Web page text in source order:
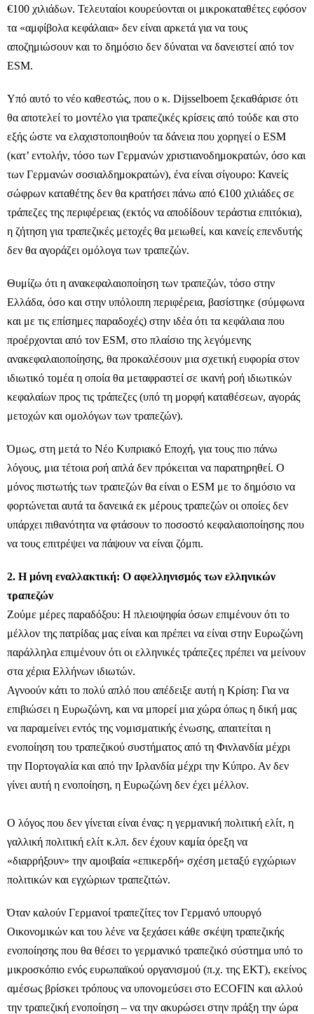
€100 χιλιάδων. Τελευταίοι κουρεύονται οι μικροκαταθέτες εφόσον
τα «αμφίβολα κεφάλαια» δεν είναι αρκετά για να τους
αποζημιώσουν και το δημόσιο δεν δύναται να δανειστεί από τον
ESM.
Υπό αυτό το νέο καθεστώς, που ο κ. Dijsselboem ξεκαθάρισε ότι
θα αποτελεί το μοντέλο για τραπεζικές κρίσεις από τούδε και στο
εξής ώστε να ελαχιστοποιηθούν τα δάνεια που χορηγεί ο ESM
(κατ’ εντολήν, τόσο των Γερμανών χριστιανοδημοκρατών, όσο και
των Γερμανών σοσιαλδημοκρατών), ένα είναι σίγουρο: Κανείς
σώφρων καταθέτης δεν θα κρατήσει πάνω από €100 χιλιάδες σε
τράπεζες της περιφέρειας (εκτός να αποδίδουν τεράστια επιτόκια),
η ζήτηση για τραπεζικές μετοχές θα μειωθεί, και κανείς επενδυτής
δεν θα αγοράζει ομόλογα των τραπεζών.
Θυμίζω ότι η ανακεφαλαιοποίηση των τραπεζών, τόσο στην
Ελλάδα, όσο και στην υπόλοιπη περιφέρεια, βασίστηκε (σύμφωνα
και με τις επίσημες παραδοχές) στην ιδέα ότι τα κεφάλαια που
προέρχονται από τον ESM, στο πλαίσιο της λεγόμενης
ανακεφαλαιοποίησης, θα προκαλέσουν μια σχετική ευφορία στον
ιδιωτικό τομέα η οποία θα μεταφραστεί σε ικανή ροή ιδιωτικών
κεφαλαίων προς τις τράπεζες (υπό τη μορφή καταθέσεων, αγοράς
μετοχών και ομολόγων των τραπεζών).
Όμως, στη μετά το Νέο Κυπριακό Εποχή, για τους πιο πάνω
λόγους, μια τέτοια ροή απλά δεν πρόκειται να παρατηρηθεί. Ο
μόνος πιστωτής των τραπεζών θα είναι ο ESM με το δημόσιο να
φορτώνεται αυτά τα δανεικά εκ μέρους τραπεζών οι οποίες δεν
υπάρχει πιθανότητα να φτάσουν το ποσοστό κεφαλαιοποίησης που
να τους επιτρέψει να πάψουν να είναι ζόμπι.
2. Η μόνη εναλλακτική: Ο αφελληνισμός των ελληνικών
τραπεζών
Ζούμε μέρες παραδόξου: Η πλειοψηφία όσων επιμένουν ότι το
μέλλον της πατρίδας μας είναι και πρέπει να είναι στην Ευρωζώνη
παράλληλα επιμένουν ότι οι ελληνικές τράπεζες πρέπει να μείνουν
στα χέρια Ελλήνων ιδιωτών.
Αγνοούν κάτι το πολύ απλό που απέδειξε αυτή η Κρίση: Για να
επιβιώσει η Ευρωζώνη, και να μπορεί μια χώρα όπως η δική μας
να παραμείνει εντός της νομισματικής ένωσης, απαιτείται η
ενοποίηση του τραπεζικού συστήματος από τη Φινλανδία μέχρι
την Πορτογαλία και από την Ιρλανδία μέχρι την Κύπρο. Αν δεν
γίνει αυτή η ενοποίηση, η Ευρωζώνη δεν έχει μέλλον.
Ο λόγος που δεν γίνεται είναι ένας: η γερμανική πολιτική ελίτ, η
γαλλική πολιτική ελίτ κ.λπ. δεν έχουν καμία όρεξη να
«διαρρήξουν» την αμοιβαία «επικερδή» σχέση μεταξύ εγχώριων
πολιτικών και εγχώριων τραπεζιτών.
Όταν καλούν Γερμανοί τραπεζίτες τον Γερμανό υπουργό
Οικονομικών και του λένε να ξεχάσει κάθε σκέψη τραπεζικής
ενοποίησης που θα θέσει το γερμανικό τραπεζικό σύστημα υπό το
μικροσκόπιο ενός ευρωπαϊκού οργανισμού (π.χ. της ΕΚΤ), εκείνος
αμέσως βρίσκει τρόπους να υπονομεύσει στο ECOFIN και αλλού
την τραπεζική ενοποίηση – να την ακυρώσει στην πράξη την ώρα